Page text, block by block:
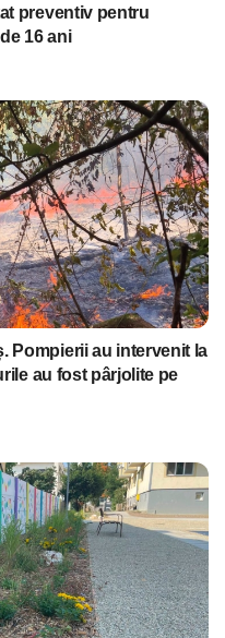
preventiv pentru
16 ani
Pompierii au intervenit la
au fost pârjolite pe